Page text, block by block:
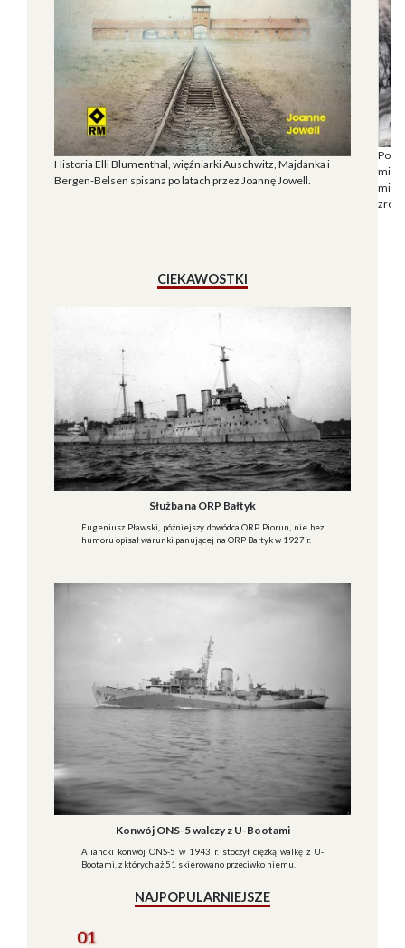
Historia Elli Blumenthal, więźniarki Auschwitz, Majdanka i
Bergen-Belsen spisana po latach przez Joannę Jowell.
CIEKAWOSTKI
Służba na ORP Bałtyk
Eugeniusz Pławski, późniejszy dowódca ORP Piorun, nie bez
humoru opisał warunki panującej na ORP Bałtyk w 1927 r.
Konwój ONS-5 walczy z U-Bootami
Aliancki konwój ONS-5 w 1943 r. stoczył ciężką walkę z U-
Bootami, z których aż 51 skierowano przeciwko niemu.
NAJPOPULARNIEJSZE
01